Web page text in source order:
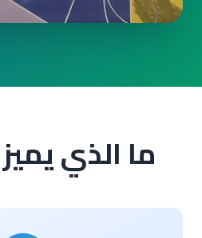
ما الذي